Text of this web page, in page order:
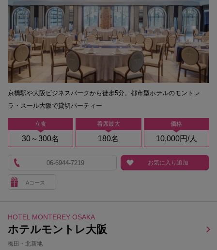
立食
30～300名
着席最大
180名
価格
10,000円/人
京橋駅や大阪ビジネスパークから徒歩5分。都市型ホテルのモントレ
ラ・スール大阪で貸切パーティー
Aコース
06-6944-7219 お気に入り追加
HOTEL MONTEREY OSAKA
ホテルモントレ大阪
梅田・北新地